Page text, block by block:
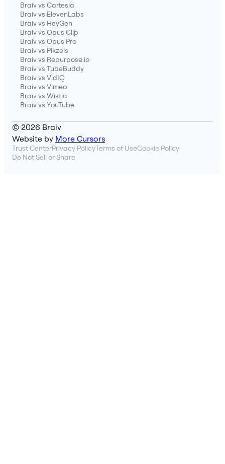
Braiv vs Cartesia
Braiv vs ElevenLabs
Braiv vs HeyGen
Braiv vs Opus Clip
Braiv vs Opus Pro
Braiv vs Pikzels
Braiv vs Repurpose.io
Braiv vs TubeBuddy
Braiv vs VidIQ
Braiv vs Vimeo
Braiv vs Wistia
Braiv vs YouTube
© 2026 Braiv
Website by More Cursors
Trust CenterPrivacy PolicyTerms of UseCookie Policy
Do Not Sell or Share